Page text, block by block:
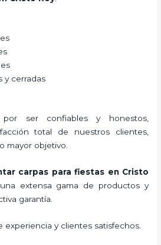
y cerradas
por ser confiables y honestos,
total de nuestros clientes,
mayor objetivo.
carpas para fiestas en Cristo
extensa gama de productos y
garantía.
experiencia y clientes satisfechos.